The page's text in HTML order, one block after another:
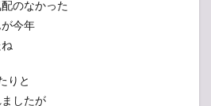
のなかった
今年
りと
したが